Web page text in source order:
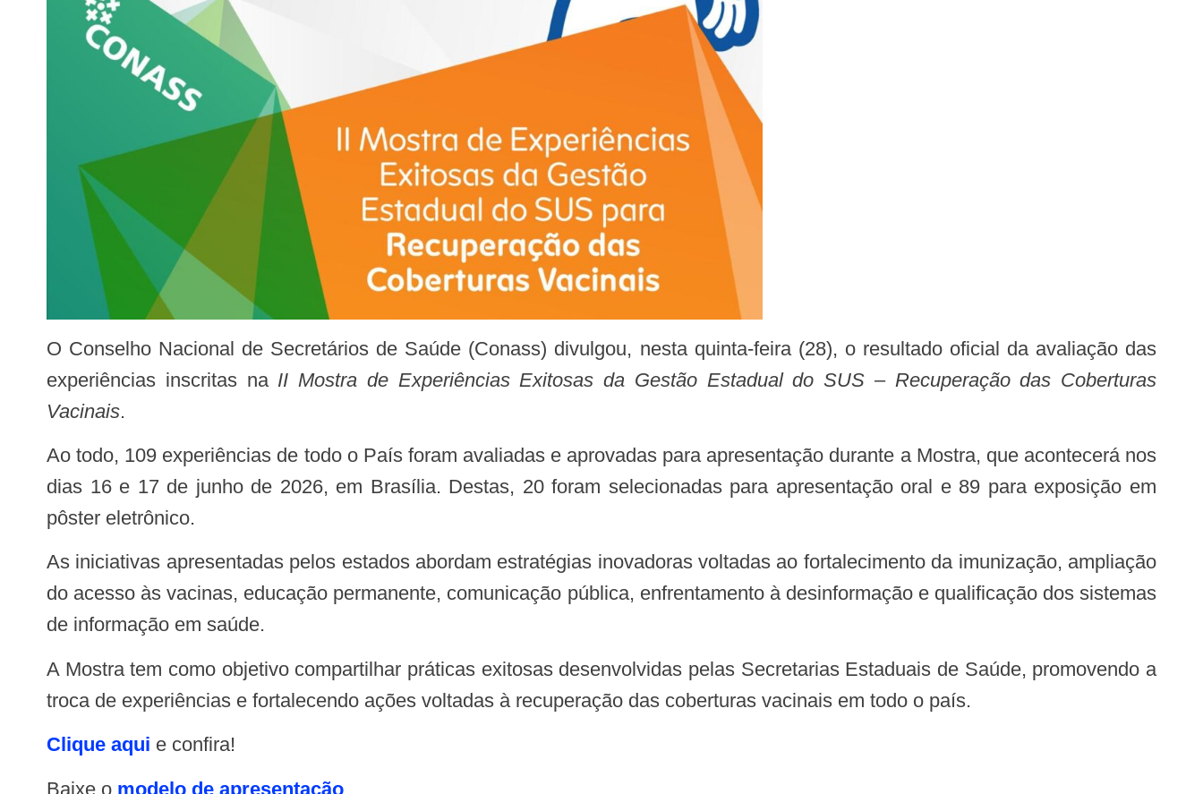
O Conselho Nacional de Secretários de Saúde (Conass) divulgou, nesta quinta-feira (28), o resultado oficial da avaliação das
experiências inscritas na II Mostra de Experiências Exitosas da Gestão Estadual do SUS – Recuperação das Coberturas
Vacinais.
Ao todo, 109 experiências de todo o País foram avaliadas e aprovadas para apresentação durante a Mostra, que acontecerá nos
dias 16 e 17 de junho de 2026, em Brasília. Destas, 20 foram selecionadas para apresentação oral e 89 para exposição em
pôster eletrônico.
As iniciativas apresentadas pelos estados abordam estratégias inovadoras voltadas ao fortalecimento da imunização, ampliação
do acesso às vacinas, educação permanente, comunicação pública, enfrentamento à desinformação e qualificação dos sistemas
de informação em saúde.
A Mostra tem como objetivo compartilhar práticas exitosas desenvolvidas pelas Secretarias Estaduais de Saúde, promovendo a
troca de experiências e fortalecendo ações voltadas à recuperação das coberturas vacinais em todo o país.
Clique aqui e confira!
Baixe o modelo de apresentação.